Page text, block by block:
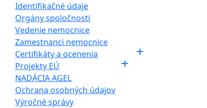
Identifikačné údaje
Orgány spoločnosti
Vedenie nemocnice
Zamestnanci nemocnice
Certifikáty a ocenenia
Projekty EÚ
NADÁCIA AGEL
Ochrana osobných údajov
Výročné správy